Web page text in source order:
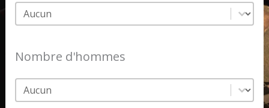
Nombre de femmes
Nombre de femmes
Nombre d'hommes
Nombre d'hommes
Nombre d'hommes